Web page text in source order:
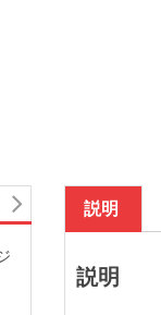
説明
説明